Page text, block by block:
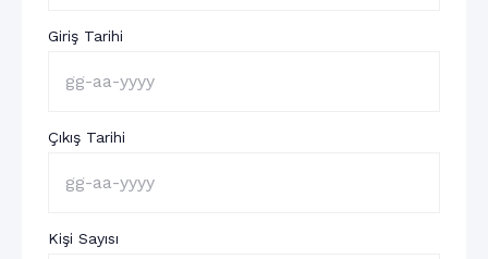
Giriş Tarihi
Çıkış Tarihi
Kişi Sayısı